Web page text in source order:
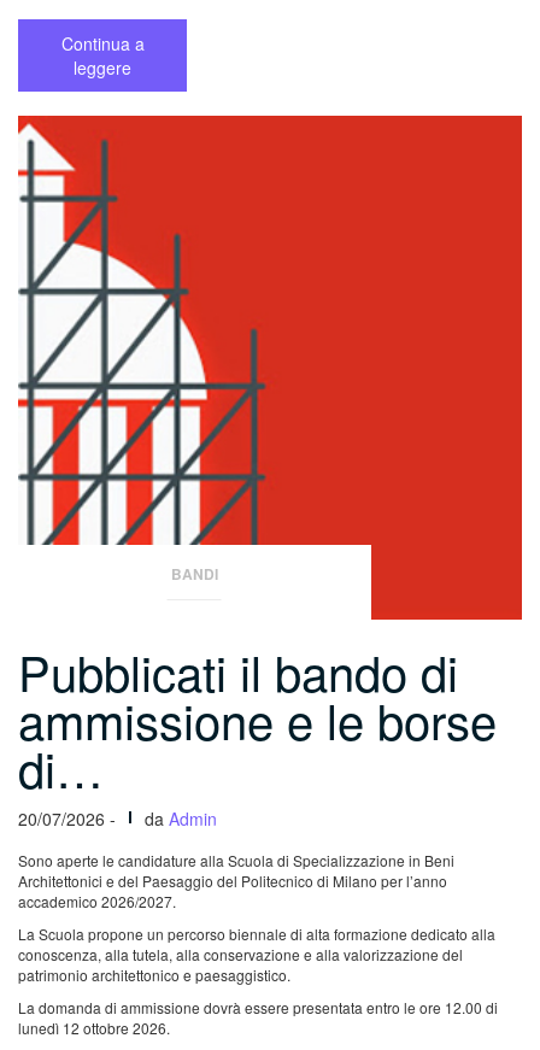
Continua a
leggere
BANDI
Pubblicati il bando di
ammissione e le borse
di…
20/07/2026 - da Admin
Sono aperte le candidature alla Scuola di Specializzazione in Beni
Architettonici e del Paesaggio del Politecnico di Milano per l’anno
accademico 2026/2027.
La Scuola propone un percorso biennale di alta formazione dedicato alla
conoscenza, alla tutela, alla conservazione e alla valorizzazione del
patrimonio architettonico e paesaggistico.
La domanda di ammissione dovrà essere presentata entro le ore 12.00 di
lunedì 12 ottobre 2026.